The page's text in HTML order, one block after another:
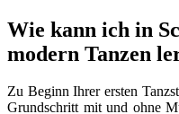
Wie kann ich in
modern Tanzen
Zu Beginn Ihrer ersten
Grundschritt mit und ohne